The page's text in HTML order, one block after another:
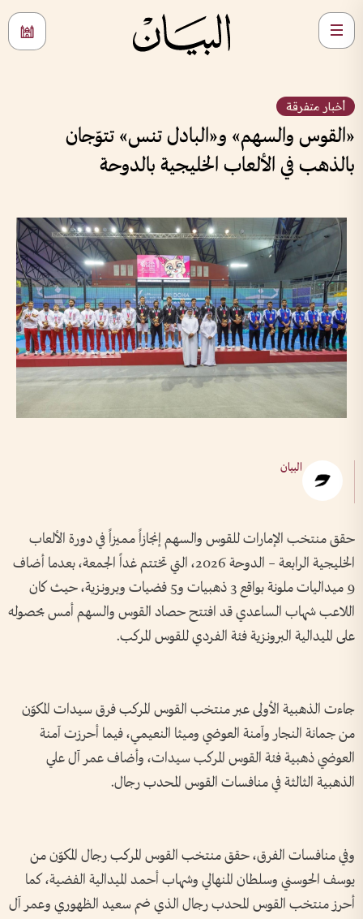
أخبار متفرقة
«القوس والسهم» و«البادل تنس» تتوّجان
بالذهب في الألعاب الخليجية بالدوحة
البيان
حقق منتخب الإمارات للقوس والسهم إنجازاً مميزاً في دورة الألعاب
الخليجية الرابعة – الدوحة 2026، التي تختتم غداً الجمعة، بعدما أضاف
9 ميداليات ملونة بواقع 3 ذهبيات و5 فضيات وبرونزية، حيث كان
اللاعب شهاب الساعدي قد افتتح حصاد القوس والسهم أمس بحصوله
على الميدالية البرونزية فئة الفردي للقوس المركب.
جاءت الذهبية الأولى عبر منتخب القوس المركب فرق سيدات المكوّن
من جمانة النجار وآمنة العوضي وميثا النعيمي، فيما أحرزت آمنة
العوضي ذهبية فئة القوس المركب سيدات، وأضاف عمر آل علي
الذهبية الثالثة في منافسات القوس المحدب رجال.
وفي منافسات الفرق، حقق منتخب القوس المركب رجال المكوّن من
يوسف الحوسني وسلطان المنهالي وشهاب أحمد الميدالية الفضية، كما
أحرز منتخب القوس المحدب رجال الذي ضم سعيد الظهوري وعمر آل